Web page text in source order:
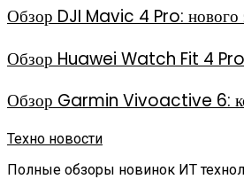
Обзор DJI Mavic 4 Pro: нового
Обзор Huawei Watch Fit 4 Pro:
Обзор Garmin Vivoactive 6:
Техно новости
Полные обзоры новинок ИТ